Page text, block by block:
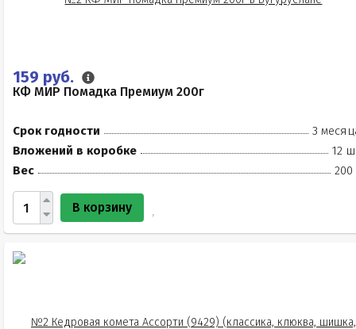
159 руб.
КФ МИР Помадка Премиум 200г
Срок годности
3
Вложений в коробке
12
Вес
200
В корзину